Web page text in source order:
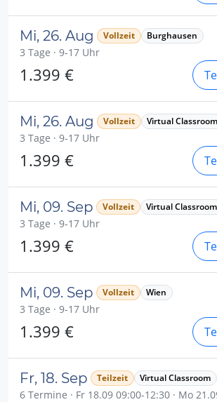
Mi, 26. Aug Vollzeit Burghausen
3 Tage · 9-17 Uhr
1.399 €
Mi, 26. Aug Vollzeit Virtual Classroom
3 Tage · 9-17 Uhr
1.399 €
Mi, 09. Sep Vollzeit Virtual Classroom
3 Tage · 9-17 Uhr
1.399 €
Mi, 09. Sep Vollzeit Wien
3 Tage · 9-17 Uhr
1.399 €
Fr, 18. Sep Teilzeit Virtual Classroom
6 Termine · Fr 18.09 09:00-12:30 · Mo